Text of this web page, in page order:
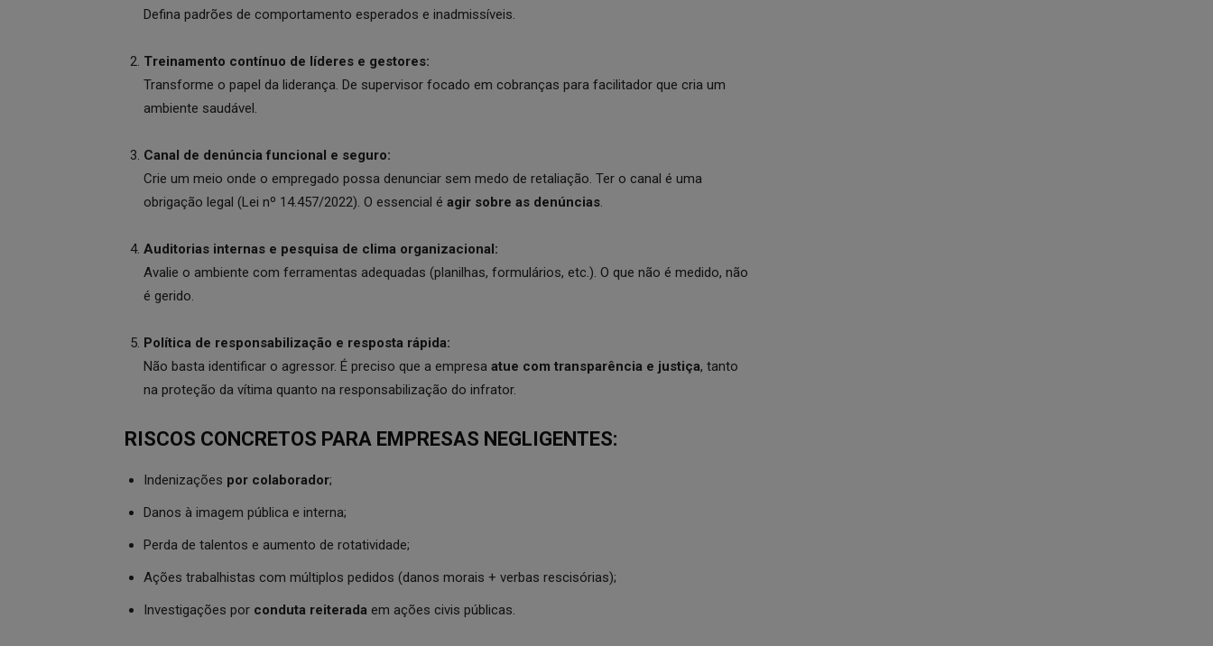
Defina padrões de comportamento esperados e inadmissíveis.
Treinamento contínuo de líderes e gestores:
Transforme o papel da liderança. De supervisor focado em cobranças para facilitador que cria um
ambiente saudável.
Canal de denúncia funcional e seguro:
Crie um meio onde o empregado possa denunciar sem medo de retaliação. Ter o canal é uma
obrigação legal (Lei nº 14.457/2022). O essencial é agir sobre as denúncias.
Auditorias internas e pesquisa de clima organizacional:
Avalie o ambiente com ferramentas adequadas (planilhas, formulários, etc.). O que não é medido, não
é gerido.
Política de responsabilização e resposta rápida:
Não basta identificar o agressor. É preciso que a empresa atue com transparência e justiça, tanto
na proteção da vítima quanto na responsabilização do infrator.
RISCOS CONCRETOS PARA EMPRESAS NEGLIGENTES:
Indenizações por colaborador;
Danos à imagem pública e interna;
Perda de talentos e aumento de rotatividade;
Ações trabalhistas com múltiplos pedidos (danos morais + verbas rescisórias);
Investigações por conduta reiterada em ações civis públicas.